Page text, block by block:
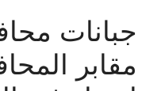
جبانات
مقابر